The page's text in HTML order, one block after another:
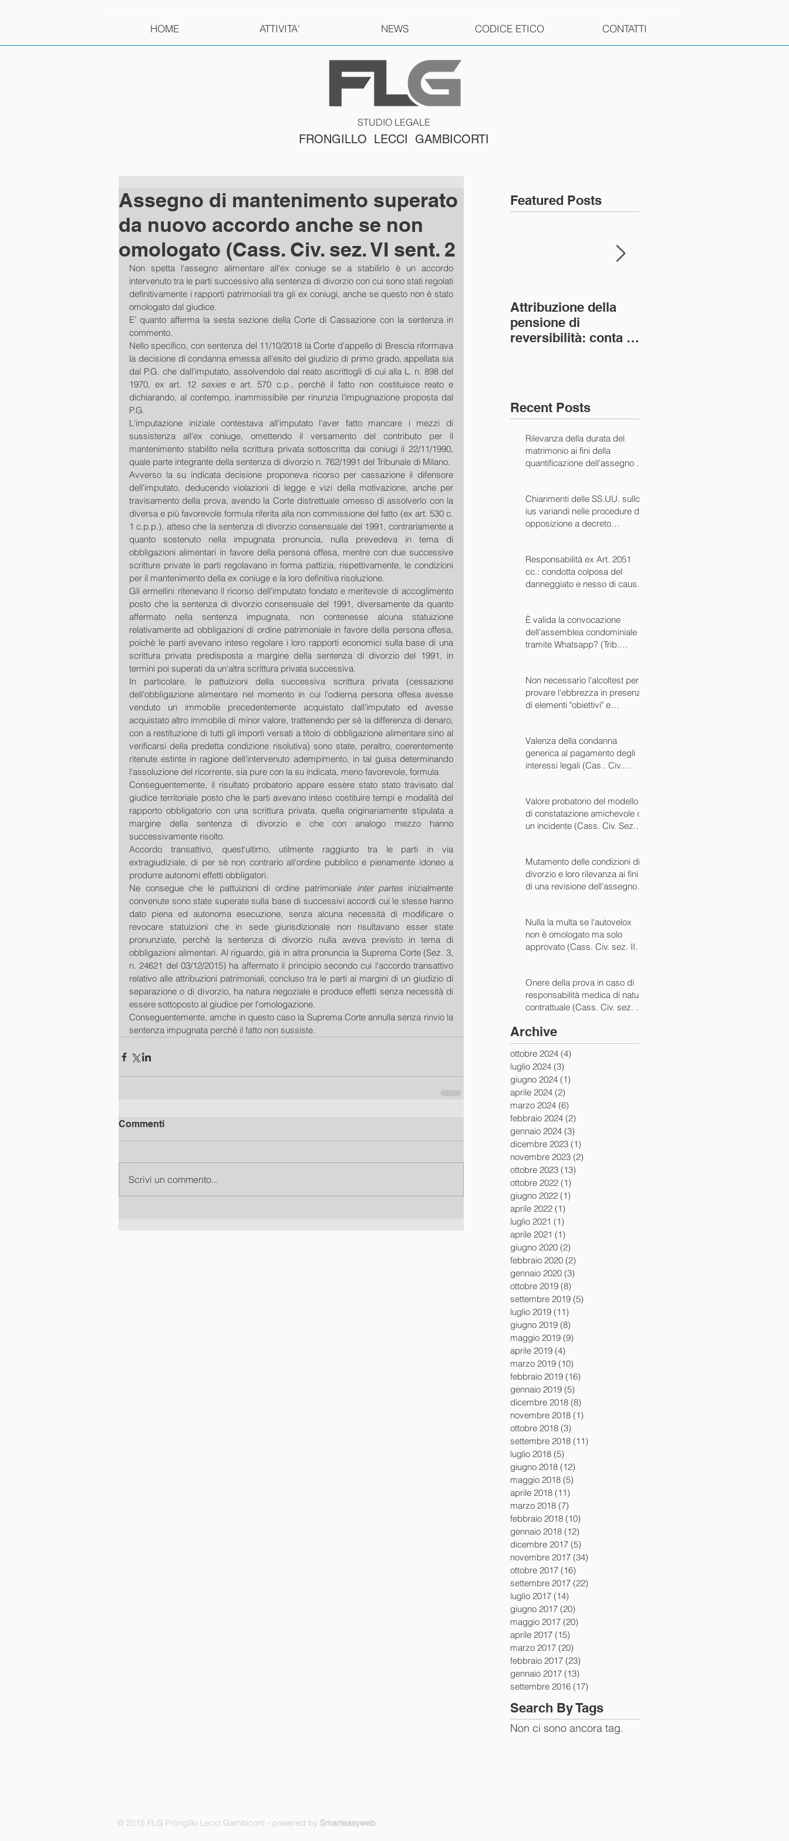
HOME ATTIVITA' NEWS CODICE ETICO CONTATTI
STUDIO LEGALE
FRONGILLO LECCI GAMBICORTI
Assegno di mantenimento superato
da nuovo accordo anche se non
omologato (Cass. Civ. sez. VI sent. 2
Non spetta l'assegno alimentare all'ex coniuge se a stabilirlo è un accordo
intervenuto tra le parti successivo alla sentenza di divorzio con cui sono stati regolati
definitivamente i rapporti patrimoniali tra gli ex coniugi, anche se questo non è stato
omologato dal giudice.
E’ quanto afferma la sesta sezione della Corte di Cassazione con la sentenza in
commento.
Nello specifico, con sentenza del 11/10/2018 la Corte d'appello di Brescia riformava
la decisione di condanna emessa all'esito del giudizio di primo grado, appellata sia
dal P.G. che dall'imputato, assolvendolo dal reato ascrittogli di cui alla L. n. 898 del
1970, ex art. 12 sexies e art. 570 c.p., perchè il fatto non costituisce reato e
dichiarando, al contempo, inammissibile per rinunzia l'impugnazione proposta dal
P.G.
L'imputazione iniziale contestava all'imputato l'aver fatto mancare i mezzi di
sussistenza all'ex coniuge, omettendo il versamento del contributo per il
mantenimento stabilito nella scrittura privata sottoscritta dai coniugi il 22/11/1990,
quale parte integrante della sentenza di divorzio n. 762/1991 del Tribunale di Milano.
Avverso la su indicata decisione proponeva ricorso per cassazione il difensore
dell'imputato, deducendo violazioni di legge e vizi della motivazione, anche per
travisamento della prova, avendo la Corte distrettuale omesso di assolverlo con la
diversa e più favorevole formula riferita alla non commissione del fatto (ex art. 530 c.
1 c.p.p.), atteso che la sentenza di divorzio consensuale del 1991, contrariamente a
quanto sostenuto nella impugnata pronuncia, nulla prevedeva in tema di
obbligazioni alimentari in favore della persona offesa, mentre con due successive
scritture private le parti regolavano in forma pattizia, rispettivamente, le condizioni
per il mantenimento della ex coniuge e la loro definitiva risoluzione.
Gli ermellini ritenevano il ricorso dell'imputato fondato e meritevole di accoglimento
posto che la sentenza di divorzio consensuale del 1991, diversamente da quanto
affermato nella sentenza impugnata, non contenesse alcuna statuizione
relativamente ad obbligazioni di ordine patrimoniale in favore della persona offesa,
poichè le parti avevano inteso regolare i loro rapporti economici sulla base di una
scrittura privata predisposta a margine della sentenza di divorzio del 1991, in
termini poi superati da un'altra scrittura privata successiva.
In particolare, le pattuizioni della successiva scrittura privata (cessazione
dell'obbligazione alimentare nel momento in cui l'odierna persona offesa avesse
venduto un immobile precedentemente acquistato dall'imputato ed avesse
acquistato altro immobile di minor valore, trattenendo per sè la differenza di denaro,
con a restituzione di tutti gli importi versati a titolo di obbligazione alimentare sino al
verificarsi della predetta condizione risolutiva) sono state, peraltro, coerentemente
ritenute estinte in ragione dell'intervenuto adempimento, in tal guisa determinando
l'assoluzione del ricorrente, sia pure con la su indicata, meno favorevole, formula.
Conseguentemente, il risultato probatorio appare essere stato stato travisato dal
giudice territoriale posto che le parti avevano inteso costituire tempi e modalità del
rapporto obbligatorio con una scrittura privata, quella originariamente stipulata a
margine della sentenza di divorzio e che con analogo mezzo hanno
successivamente risolto.
Accordo transattivo, quest'ultimo, utilmente raggiunto tra le parti in via
extragiudiziale, di per sè non contrario all'ordine pubblico e pienamente idoneo a
produrre autonomi effetti obbligatori.
Ne consegue che le pattuizioni di ordine patrimoniale inter partes inizialmente
convenute sono state superate sulla base di successivi accordi cui le stesse hanno
dato piena ed autonoma esecuzione, senza alcuna necessità di modificare o
revocare statuizioni che in sede giurisdizionale non risultavano esser state
pronunziate, perchè la sentenza di divorzio nulla aveva previsto in tema di
obbligazioni alimentari. Al riguardo, già in altra pronuncia la Suprema Corte (Sez. 3,
n. 24621 del 03/12/2015) ha affermato il principio secondo cui l'accordo transattivo
relativo alle attribuzioni patrimoniali, concluso tra le parti ai margini di un giudizio di
separazione o di divorzio, ha natura negoziale e produce effetti senza necessità di
essere sottoposto al giudice per l'omologazione.
Conseguentemente, amche in questo caso la Suprema Corte annulla senza rinvio la
sentenza impugnata perchè il fatto non sussiste.
Commenti
Scrivi un commento...
Featured Posts
Attribuzione della
pensione di
reversibilità: conta la
Recent Posts
Rilevanza della durata del
matrimonio ai fini della
quantificazione dell'assegno di
Chiarimenti delle SS.UU. sullo
ius variandi nelle procedure di
opposizione a decreto
Responsabilità ex Art. 2051
cc.: condotta colposa del
danneggiato e nesso di causa
È valida la convocazione
dell’assemblea condominiale
tramite Whatsapp? (Trib.
Non necessario l'alcoltest per
provare l'ebbrezza in presenza
di elementi "obiettivi" e
Valenza della condanna
generica al pagamento degli
interessi legali (Cas.. Civ.
Valore probatorio del modello
di constatazione amichevole di
un incidente (Cass. Civ. Sez. III
Mutamento delle condizioni di
divorzio e loro rilevanza ai fini
di una revisione dell'assegno
Nulla la multa se l'autovelox
non è omologato ma solo
approvato (Cass. Civ. sez. II
Onere della prova in caso di
responsabilità medica di natura
contrattuale (Cass. Civ. sez. III
Archive
ottobre 2024 (4)
luglio 2024 (3)
giugno 2024 (1)
aprile 2024 (2)
marzo 2024 (6)
febbraio 2024 (2)
gennaio 2024 (3)
dicembre 2023 (1)
novembre 2023 (2)
ottobre 2023 (13)
ottobre 2022 (1)
giugno 2022 (1)
aprile 2022 (1)
luglio 2021 (1)
aprile 2021 (1)
giugno 2020 (2)
febbraio 2020 (2)
gennaio 2020 (3)
ottobre 2019 (8)
settembre 2019 (5)
luglio 2019 (11)
giugno 2019 (8)
maggio 2019 (9)
aprile 2019 (4)
marzo 2019 (10)
febbraio 2019 (16)
gennaio 2019 (5)
dicembre 2018 (8)
novembre 2018 (1)
ottobre 2018 (3)
settembre 2018 (11)
luglio 2018 (5)
giugno 2018 (12)
maggio 2018 (5)
aprile 2018 (11)
marzo 2018 (7)
febbraio 2018 (10)
gennaio 2018 (12)
dicembre 2017 (5)
novembre 2017 (34)
ottobre 2017 (16)
settembre 2017 (22)
luglio 2017 (14)
giugno 2017 (20)
maggio 2017 (20)
aprile 2017 (15)
marzo 2017 (20)
febbraio 2017 (23)
gennaio 2017 (13)
settembre 2016 (17)
Search By Tags
Non ci sono ancora tag.
© 2015 FLG Frongillo Lecci Gambicorti - powered by Smarteasyweb